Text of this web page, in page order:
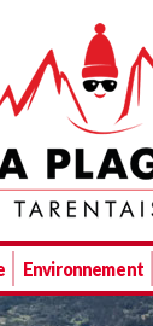
Environnement